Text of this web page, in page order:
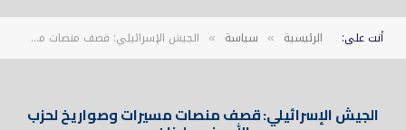
أنت على: الرئيسية » سياسة » الجيش الإسرائيلي: قصف منصات مسيرات وصواريخ لحزب الله جنوب لبنان
الجيش الإسرائيلي: قصف منصات مسيرات وصواريخ لحزب